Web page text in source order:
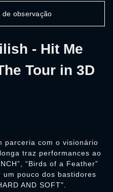
- Hit Me
Tour in 3D
parceria com o visionário
traz performances ao
“Birds of a Feather”
um pouco dos bastidores
AND SOFT".
observação